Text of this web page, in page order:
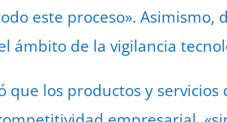
este proceso». Asimismo,
ámbito de la vigilancia
los productos y